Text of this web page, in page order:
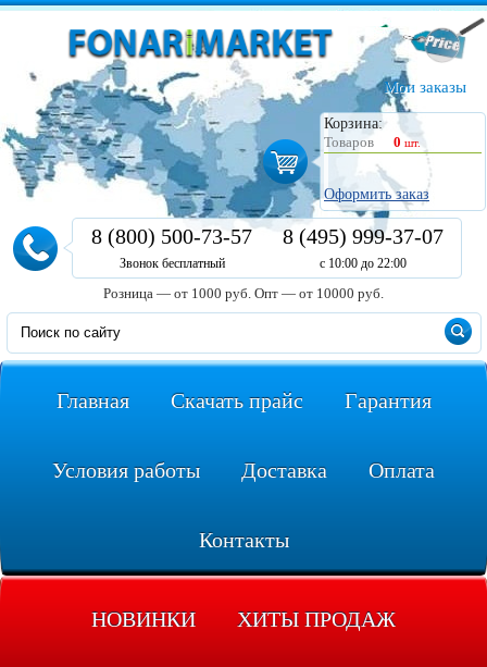
Мои заказы
Корзина:
Товаров
0 шт.
Оформить заказ
8 (800) 500-73-57
Звонок бесплатный
8 (495) 999-37-07
с 10:00 до 22:00
Розница — от 1000 руб. Опт — от 10000 руб.
Главная Скачать прайс Гарантия
Условия работы Доставка Оплата
Контакты
НОВИНКИ ХИТЫ ПРОДАЖ